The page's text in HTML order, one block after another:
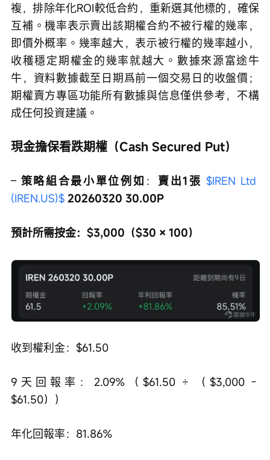
複，排除年化ROI較低合約，重新選其他標的，確保
互補。機率表示賣出該期權合約不被行權的幾率，
即價外概率。幾率越大，表示被行權的幾率越小，
收穫穩定期權金的幾率就越大。數據來源富途牛
牛，資料數據截至日期爲前一個交易日的收盤價；
期權賣方專區功能所有數據與信息僅供參考，不構
成任何投資建議。
現金擔保看跌期權（Cash Secured Put）
– 策略組合最小單位例如 ： 賣出1張 $IREN Ltd
(IREN.US)$ 20260320 30.00P
預計所需按金：$3,000（$30 × 100）
收到權利金：$61.50
9天回報率：2.09%（$61.50 ÷ （$3,000 -
$61.50））
年化回報率：81.86%